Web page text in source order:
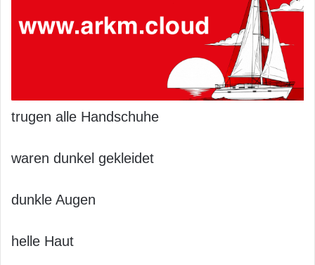
trugen alle Handschuhe
waren dunkel gekleidet
dunkle Augen
helle Haut